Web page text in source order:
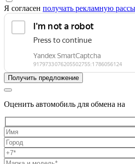
Я согласен получать рекламную
Оценить автомобиль для обмена на